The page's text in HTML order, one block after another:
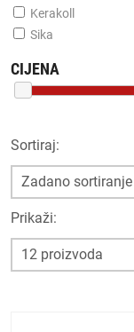
Kerakoll
Sika
CIJENA
Sortiraj:
Prikaži: